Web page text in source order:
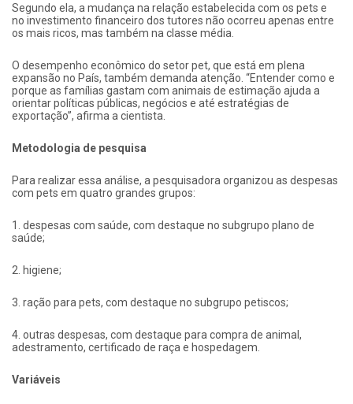
Segundo ela, a mudança na relação estabelecida com os pets e
no investimento financeiro dos tutores não ocorreu apenas entre
os mais ricos, mas também na classe média.
O desempenho econômico do setor pet, que está em plena
expansão no País, também demanda atenção. “Entender como e
porque as famílias gastam com animais de estimação ajuda a
orientar políticas públicas, negócios e até estratégias de
exportação”, afirma a cientista.
Metodologia de pesquisa
Para realizar essa análise, a pesquisadora organizou as despesas
com pets em quatro grandes grupos:
1. despesas com saúde, com destaque no subgrupo plano de
saúde;
2. higiene;
3. ração para pets, com destaque no subgrupo petiscos;
4. outras despesas, com destaque para compra de animal,
adestramento, certificado de raça e hospedagem.
Variáveis